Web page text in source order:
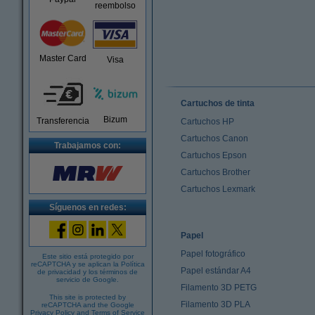
reembolso
Master Card Visa
Transferencia Bizum
Trabajamos con:
Síguenos en redes:
Este sitio está protegido por
reCAPTCHA y se aplican la Política
de privacidad y los términos de
servicio de Google
This site is protected by
reCAPTCHA and the Google
Privacy Policy and Terms of Service
Cartuchos de tinta
Cartuchos HP
Cartuchos Canon
Cartuchos Epson
Cartuchos Brother
Cartuchos Lexmark
Papel
Papel fotográfico
Papel estándar A4
Filamento 3D PETG
Filamento 3D PLA